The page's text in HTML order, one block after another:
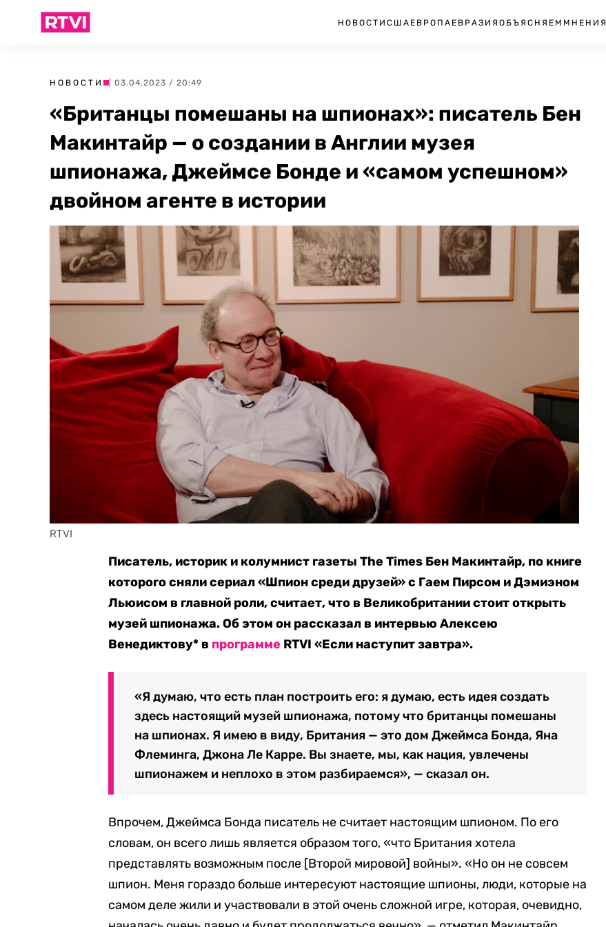
НОВОСТИ США ЕВРОПА ЕВРАЗИЯ ОБЪЯСНЯЕМ МНЕНИЯ
НОВОСТИ | 03.04.2023 / 20:49
«Британцы помешаны на шпионах»: писатель Бен
Макинтайр — о создании в Англии музея
шпионажа, Джеймсе Бонде и «самом успешном»
двойном агенте в истории
RTVI
Писатель, историк и колумнист газеты The Times Бен Макинтайр, по книге
которого сняли сериал «Шпион среди друзей» с Гаем Пирсом и Дэмиэном
Льюисом в главной роли, считает, что в Великобритании стоит открыть
музей шпионажа. Об этом он рассказал в интервью Алексею
Венедиктову* в программе RTVI «Если наступит завтра».
«Я думаю, что есть план построить его: я думаю, есть идея создать
здесь настоящий музей шпионажа, потому что британцы помешаны
на шпионах. Я имею в виду, Британия — это дом Джеймса Бонда, Яна
Флеминга, Джона Ле Карре. Вы знаете, мы, как нация, увлечены
шпионажем и неплохо в этом разбираемся», — сказал он.
Впрочем, Джеймса Бонда писатель не считает настоящим шпионом. По его
словам, он всего лишь является образом того, «что Британия хотела
представлять возможным после [Второй мировой] войны». «Но он не совсем
шпион. Меня гораздо больше интересуют настоящие шпионы, люди, которые на
самом деле жили и участвовали в этой очень сложной игре, которая, очевидно,